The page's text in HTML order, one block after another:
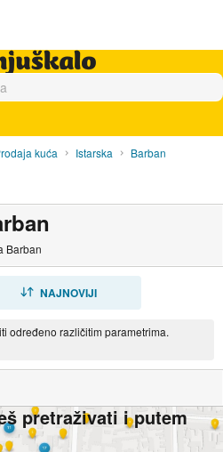
kuća Istarska Barban
Barban
NAJNOVIJI
određeno različitim parametrima.
pretraživati i putem